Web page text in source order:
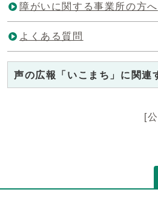
障がいに関する事業所の方へ
よくある質問
声の広報「いこまち」に関連
[